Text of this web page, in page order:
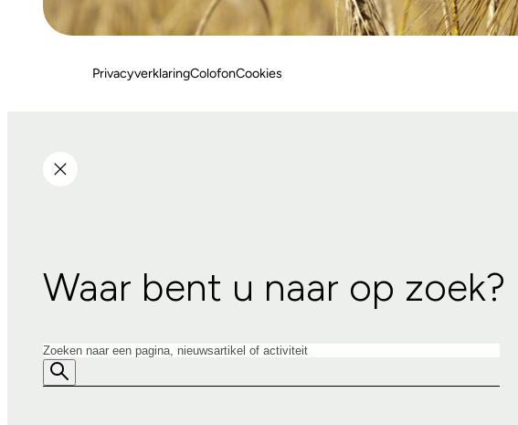
PrivacyverklaringColofonCookies
Waar bent u naar op zoek?
Zoeken